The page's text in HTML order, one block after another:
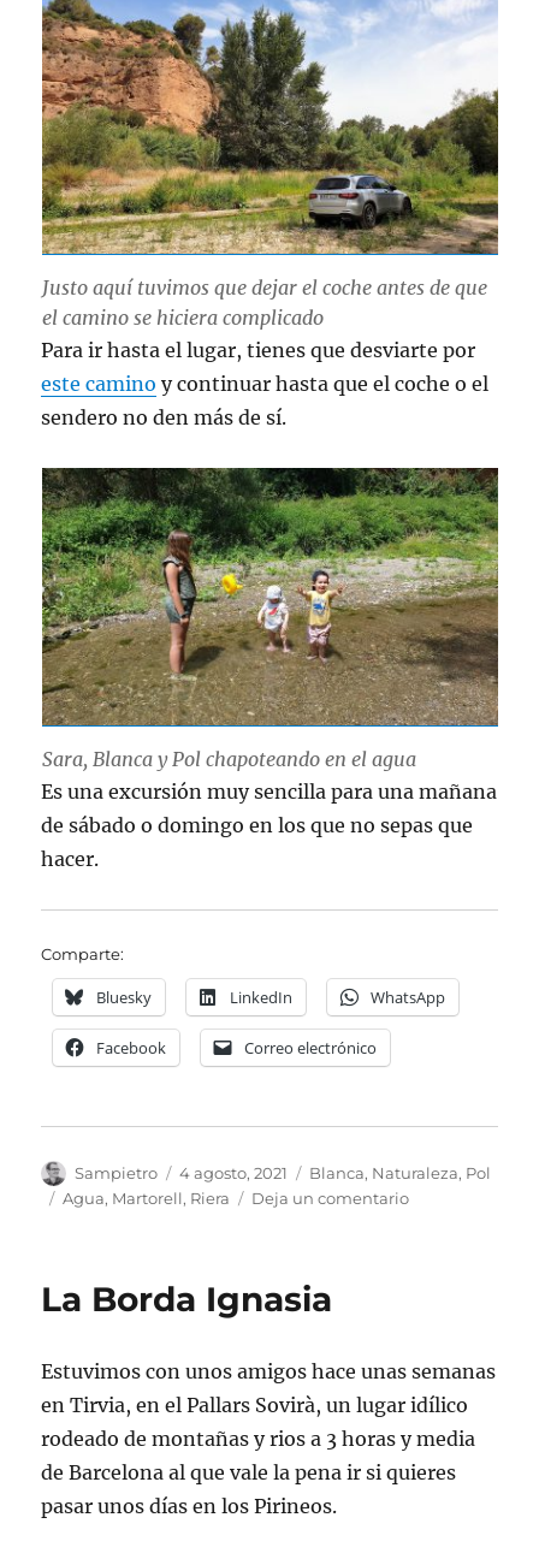
Justo aquí tuvimos que dejar el coche antes de que
el camino se hiciera complicado
Para ir hasta el lugar, tienes que desviarte por
este camino y continuar hasta que el coche o el
sendero no den más de sí.
Sara, Blanca y Pol chapoteando en el agua
Es una excursión muy sencilla para una mañana
de sábado o domingo en los que no sepas que
hacer.
Comparte:
Bluesky LinkedIn WhatsApp
Facebook Correo electrónico
Autor
Sampietro
Publicado
el
4 agosto, 2021 Categorías
Blanca, Naturaleza, Pol
Etiquetas
Agua, Martorell, Riera Deja un comentarioen
La Borda Ignasia
Estuvimos con unos amigos hace unas semanas
en Tirvia, en el Pallars Sovirà, un lugar idílico
rodeado de montañas y rios a 3 horas y media
de Barcelona al que vale la pena ir si quieres
pasar unos días en los Pirineos.